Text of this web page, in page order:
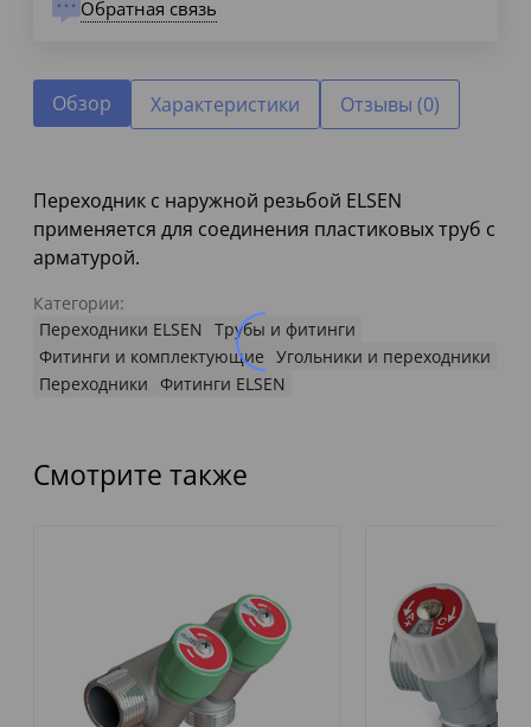
Обратная связь
Обзор Характеристики Отзывы (0)
Переходник с наружной резьбой ELSEN
применяется для соединения пластиковых труб с
арматурой.
Категории:
Переходники ELSEN Трубы и фитинги
Фитинги и комплектующие Угольники и переходники
Переходники Фитинги ELSEN
Смотрите также